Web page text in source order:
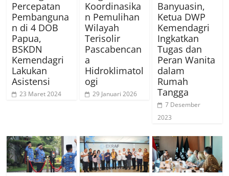
Percepatan
Pembanguna
n di 4 DOB
Papua,
BSKDN
Kemendagri
Lakukan
Asistensi
23 Maret 2024
Koordinasika
n Pemulihan
Wilayah
Terisolir
Pascabencan
a
Hidroklimatol
ogi
29 Januari 2026
Banyuasin,
Ketua DWP
Kemendagri
Ingkatkan
Tugas dan
Peran Wanita
dalam
Rumah
Tangga
7 Desember
2023